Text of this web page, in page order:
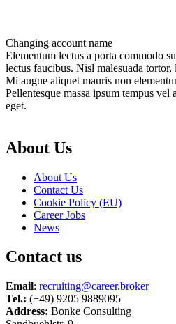
Changing account name
Elementum lectus a porta commodo
lectus faucibus. Nisl malesuada
Mi augue aliquet mauris non
Pellentesque massa ipsum tempus vel
eget.
About Us
About Us
Contact Us
Cookie Policy (EU)
Career Jobs
News
Contact us
Email: recruiting@career.broker
Tel.: (+49) 9205 9889095
Address: Bonke Consulting